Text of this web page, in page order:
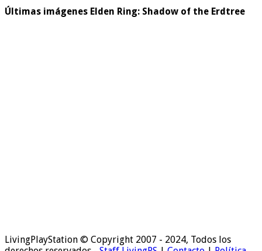
Últimas imágenes Elden Ring: Shadow of the Erdtree
LivingPlayStation © Copyright 2007 - 2024, Todos los